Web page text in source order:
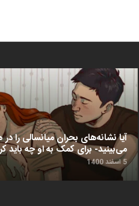
آیا نشانه‌های بحران میانسالی را
می‌بینید- برای کمک به او چه باید
5 اسفند 1400